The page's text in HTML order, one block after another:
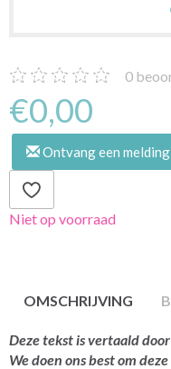
0
€0,00
Ontvang een
Niet op voorraad
OMSCHRIJVING
Deze tekst is vertaald
We doen ons best om